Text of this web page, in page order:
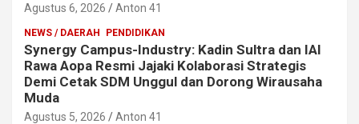
Agustus 6, 2026 Anton 41
NEWS / DAERAH PENDIDIKAN
Synergy Campus-Industry: Kadin Sultra dan IAI
Rawa Aopa Resmi Jajaki Kolaborasi Strategis
Demi Cetak SDM Unggul dan Dorong Wirausaha
Muda
Agustus 5, 2026 Anton 41